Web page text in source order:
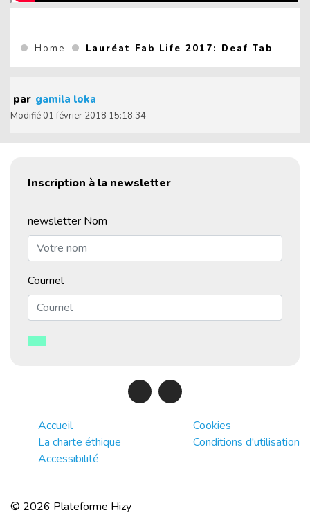
Vous êtes ici :
Home Lauréat Fab Life 2017: Deaf Tab
par gamila loka
Modifié 01 février 2018 15:18:34
Inscription à la newsletter
newsletter Nom
Courriel
Accueil
La charte éthique
Accessibilité
Cookies
Conditions d'utilisation
© 2026 Plateforme Hizy